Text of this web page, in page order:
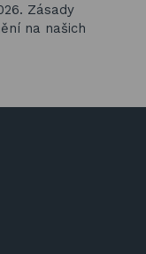
Zásady
na našich